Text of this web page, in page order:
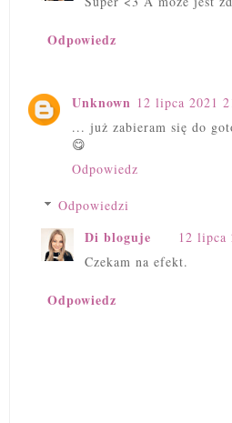
Odpowiedz
Unknown 12 lipca 2021
... już zabieram się do
😋
Odpowiedz
Odpowiedzi
Di bloguje
12 lipca
Czekam na efekt.
Odpowiedz